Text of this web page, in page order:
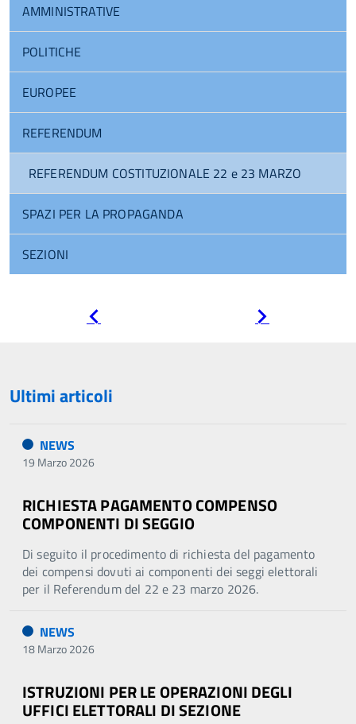
AMMINISTRATIVE
POLITICHE
EUROPEE
REFERENDUM
REFERENDUM COSTITUZIONALE 22 e 23 MARZO
SPAZI PER LA PROPAGANDA
SEZIONI
Ultimi articoli
NEWS
19 Marzo 2026
RICHIESTA PAGAMENTO COMPENSO
COMPONENTI DI SEGGIO
Di seguito il procedimento di richiesta del pagamento
dei compensi dovuti ai componenti dei seggi elettorali
per il Referendum del 22 e 23 marzo 2026.
NEWS
18 Marzo 2026
ISTRUZIONI PER LE OPERAZIONI DEGLI
UFFICI ELETTORALI DI SEZIONE